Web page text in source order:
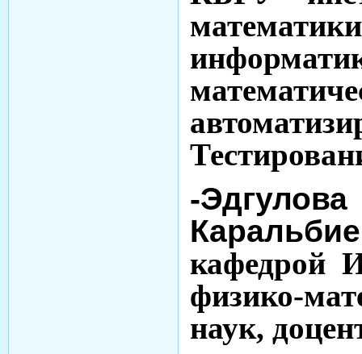
-
кафедрой
физико-
наук,